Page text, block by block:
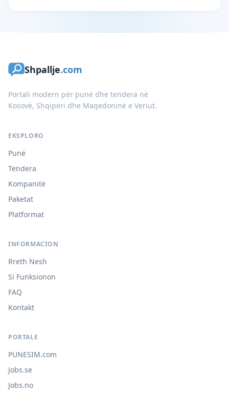
Shpallje.com
Portali modern për punë dhe tendera në
Kosovë, Shqipëri dhe Maqedoninë e Veriut.
EKSPLORO
Punë
Tendera
Kompanitë
Paketat
Platformat
INFORMACION
Rreth Nesh
Si Funksionon
FAQ
Kontakt
PORTALE
PUNESIM.com
Jobs.se
Jobs.no